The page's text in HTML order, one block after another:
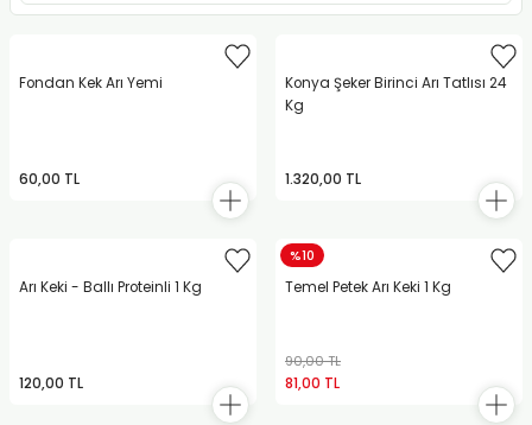
Fondan Kek Arı Yemi
60,00 TL
Konya Şeker Birinci Arı Tatlısı 24
Kg
1.320,00 TL
Arı Keki - Ballı Proteinli 1 Kg
120,00 TL
%10
Temel Petek Arı Keki 1 Kg
81,00 TL
90,00 TL